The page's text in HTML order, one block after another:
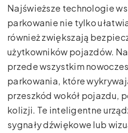
Najświeższe technologie
parkowanie nie tylko
również zwiększają
użytkowników pojazdów.
przede wszystkim
parkowania, które
przeszkód wokół pojazdu,
kolizji. Te inteligentne
sygnały dźwiękowe lub